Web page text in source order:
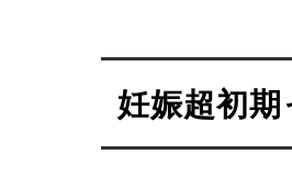
妊娠超初